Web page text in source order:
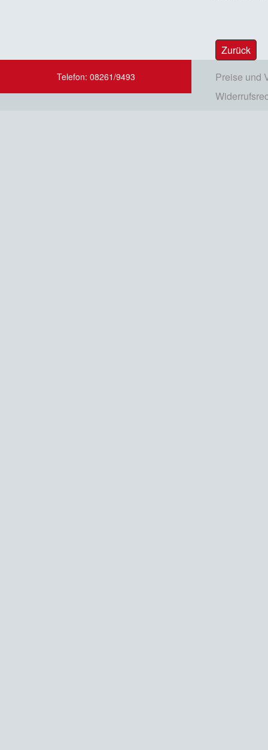
Zurück
Telefon: 08261/9493
Preise und